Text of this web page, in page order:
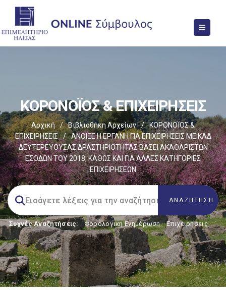
ΚΟΡΟΝΟΪΟΣ & ΕΠΙΧΕΙΡΗΣΕΙΣ
Αρχική / Βιβλιοθήκη Αρχείων /
ΚΟΡΟΝΟΪΟΣ &
ΕΠΙΧΕΙΡΗΣΕΙΣ
/
ΆΝΟΙΞΕ Η ΕΡΓΑΝΗ ΓΙΑ ΕΠΙΧΕΙΡΗΣΕΙΣ ΜΕ ΚΑΔ
ΔΕΥΤΕΡΕΥΟΥΣΑΣ ΔΡΑΣΤΗΡΙΟΤΗΤΑΣ ΒΑΣΕΙ ΑΚΑΘΑΡΙΣΤΩΝ
ΕΣΟΔΩΝ ΤΟΥ 2018, ΚΑΘΩΣ ΚΑΙ ΓΙΑ ΑΛΛΕΣ ΚΑΤΗΓΟΡΙΕΣ
ΕΠΙΧΕΙΡΗΣΕΩΝ
Συχνές Αναζητήσεις: Φορολογικη Ενημέρωση, Επιχειρήσεις